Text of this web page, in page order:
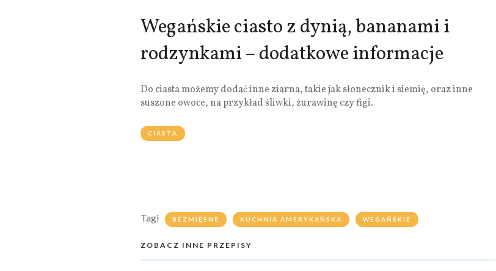
Wegańskie ciasto z dynią, bananami i
rodzynkami – dodatkowe informacje
Do ciasta możemy dodać inne ziarna, takie jak słonecznik i siemię, oraz inne
suszone owoce, na przykład śliwki, żurawinę czy figi.
CIASTA
Tagi BEZMIĘSNE KUCHNIA AMERYKAŃSKA WEGAŃSKIE
ZOBACZ INNE PRZEPISY